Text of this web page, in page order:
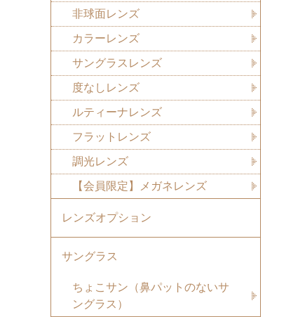
非球面レンズ
カラーレンズ
サングラスレンズ
度なしレンズ
ルティーナレンズ
フラットレンズ
調光レンズ
【会員限定】メガネレンズ
レンズオプション
サングラス
ちょこサン（鼻パットのないサ
ングラス）